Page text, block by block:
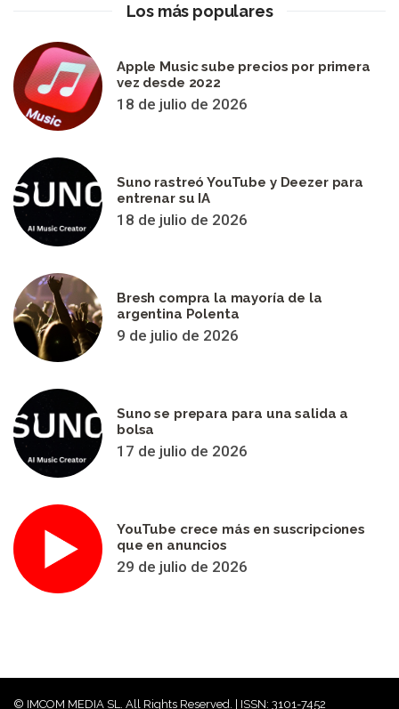
Los más populares
Apple Music sube precios por primera
vez desde 2022
18 de julio de 2026
Suno rastreó YouTube y Deezer para
entrenar su IA
18 de julio de 2026
Bresh compra la mayoría de la
argentina Polenta
9 de julio de 2026
Suno se prepara para una salida a
bolsa
17 de julio de 2026
YouTube crece más en suscripciones
que en anuncios
29 de julio de 2026
© IMCOM MEDIA SL. All Rights Reserved. | ISSN: 3101-7452